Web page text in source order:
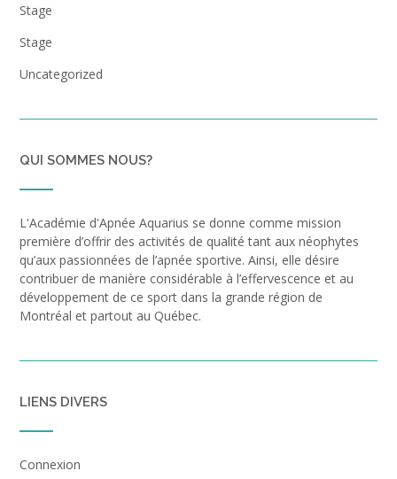
Stage
Stage
Uncategorized
QUI SOMMES NOUS?
L'Académie d'Apnée Aquarius se donne comme mission
première d’offrir des activités de qualité tant aux néophytes
qu’aux passionnées de l’apnée sportive. Ainsi, elle désire
contribuer de manière considérable à l’effervescence et au
développement de ce sport dans la grande région de
Montréal et partout au Québec.
LIENS DIVERS
Connexion